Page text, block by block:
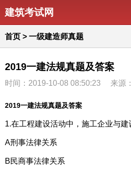
建筑考试网
首页 > 一级建造师真题
2019一建法规真题及答案
时间：2019-10-08 08:50:23 来源：
2019一建法规真题及答案
1.在工程建设活动中，施工企业与建
A刑事法律关系
B民商事法律关系